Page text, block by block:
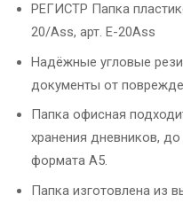
РЕГИСТР Папка
20/Ass, арт. E-20Ass
Надёжные угловые
документы от
Папка офисная
хранения дневников,
формата А5.
Папка изготовлена из